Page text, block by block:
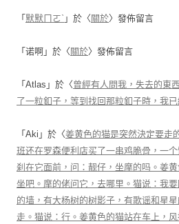
「 默默ㄇㄛˋ 」於〈 關於〉發佈留言
「 诺啊 」於〈 關於〉發佈留言
「 Atlas 」於〈曾經有人問我，失去的東
了一粒釦子，等到找回那粒釦子時，我
「 Aki 」於〈姜黄色的猫是突然決定要走
班还在罗森便利店买了一串鸡脆骨，一
刹在它面前，问：靓仔，坐摩的吗。姜
坐吧。摩的佬问它，去哪里。猫说：我
的墙，有大杨树的树影子，有歌谣和星
走。猫说：行。姜黄色的猫站在车上，